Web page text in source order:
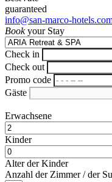
guaranteed
info@san-marco-
Bookyour Stay
Check in
Check out
Promo code
Gäste
Erwachsene
Kinder
Alter der Kinder
Anzahl der Zimmer / der